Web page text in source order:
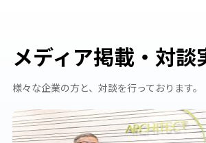
メディア掲載・対談
様々な企業の方と、対談を行っております。